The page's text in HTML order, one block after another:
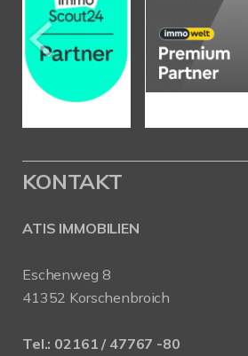
KONTAKT
ATIS IMMOBILIEN
Eschenweg 8
41352 Korschenbroich
Tel.: 02161 / 47767 -80